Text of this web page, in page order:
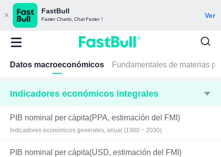
FastBull
Faster Charts, Chat Faster！ Ver
Datos macroeconómicos Fundamentales de materias
Indicadores económicos integrales
PIB nominal per cápita(PPA, estimación del FMI)
Indicadores económicos generales, anual (1980 ~ 2030)
PIB nominal per cápita(USD, estimación del FMI)